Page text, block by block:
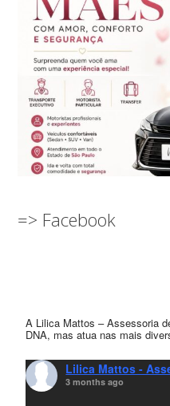
=> Facebook
A Lilica Mattos – Assessoria
DNA, mas atua nas mais
Lilica Mattos -
3 months ago